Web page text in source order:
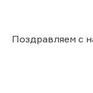
Поздравляем с